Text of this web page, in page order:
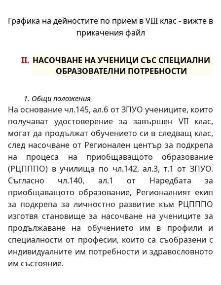
Графика на дейностите по прием в VIII клас - вижте в
прикачения файл
НАСОЧВАНЕ НА УЧЕНИЦИ СЪС СПЕЦИАЛНИ
ОБРАЗОВАТЕЛНИ ПОТРЕБНОСТИ
Общи положения
На основание чл.145, ал.6 от ЗПУО учениците, които
получават удостоверение за завършен VII клас,
могат да продължат обучението си в следващ клас,
след насочване от Регионален център за подкрепа
на процеса на приобщаващото образование
(РЦПППО) в училища по чл.142, ал.3, т.1 от ЗПУО.
Съгласно чл.140, ал.1 от Наредбата за
приобщаващото образование, Регионалният екип
за подкрепа за личностно развитие към РЦПППО
изготвя становище за насочване на учениците за
продължаване на обучението им в профили и
специалности от професии, които са съобразени с
индивидуалните им потребности и здравословното
им състояние.